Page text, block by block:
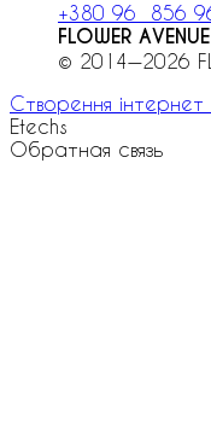
+380 96 856
FLOWER
© 2014—2026
Створення інтернет
Etechs
Обратная связь